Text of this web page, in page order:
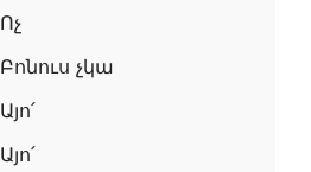
Ոչ
Բոնուս չկա
Այո՛
Այո՛